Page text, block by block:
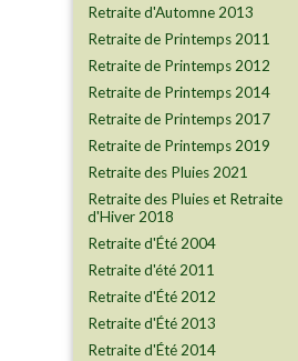
Retraite d'Automne 2013
Retraite de Printemps 2011
Retraite de Printemps 2012
Retraite de Printemps 2014
Retraite de Printemps 2017
Retraite de Printemps 2019
Retraite des Pluies 2021
Retraite des Pluies et Retraite
d'Hiver 2018
Retraite d'Été 2004
Retraite d'été 2011
Retraite d'Été 2012
Retraite d'Été 2013
Retraite d'Été 2014